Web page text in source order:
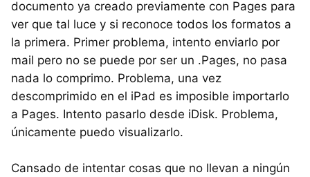
documento ya creado previamente con Pages para
ver que tal luce y si reconoce todos los formatos a
la primera. Primer problema, intento enviarlo por
mail pero no se puede por ser un .Pages, no pasa
nada lo comprimo. Problema, una vez
descomprimido en el iPad es imposible importarlo
a Pages. Intento pasarlo desde iDisk. Problema,
únicamente puedo visualizarlo.
Cansado de intentar cosas que no llevan a ningún